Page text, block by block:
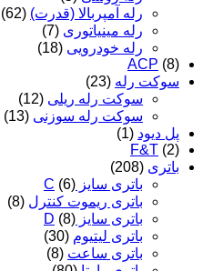
رله آمپربالا (قدرت) (62)
رله مینیاتوری (7)
رله خودرویی (18)
ACP (8)
سوکت رله (23)
سوکت رله ریلی (12)
سوکت رله سوزنی (13)
پل دیود (1)
F&T (2)
باتری (208)
باتری سایز C (6)
باتری ریموت کنترل (8)
باتری سایز D (8)
باتری لیتیوم (30)
باتری ساعت (8)